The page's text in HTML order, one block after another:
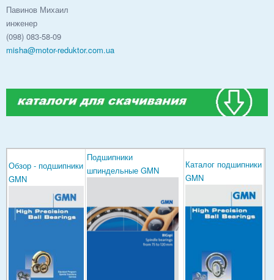
Павинов Михаил
инженер
(098) 083-58-09
misha@motor-reduktor.com.ua
Обзор - подшипники
GMN
Подшипники
шпиндельные GMN
Каталог подшипники
GMN